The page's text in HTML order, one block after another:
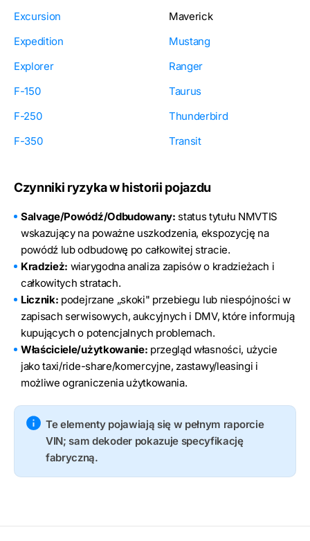
Excursion
Expedition
Explorer
F-150
F-250
F-350
Maverick
Mustang
Ranger
Taurus
Thunderbird
Transit
Czynniki ryzyka w historii pojazdu
Salvage/Powódź/Odbudowany: status tytułu NMVTIS
wskazujący na poważne uszkodzenia, ekspozycję na
powódź lub odbudowę po całkowitej stracie.
Kradzież: wiarygodna analiza zapisów o kradzieżach i
całkowitych stratach.
Licznik: podejrzane „skoki" przebiegu lub niespójności w
zapisach serwisowych, aukcyjnych i DMV, które informują
kupujących o potencjalnych problemach.
Właściciele/użytkowanie: przegląd własności, użycie
jako taxi/ride-share/komercyjne, zastawy/leasingi i
możliwe ograniczenia użytkowania.
Te elementy pojawiają się w pełnym raporcie
VIN; sam dekoder pokazuje specyfikację
fabryczną.